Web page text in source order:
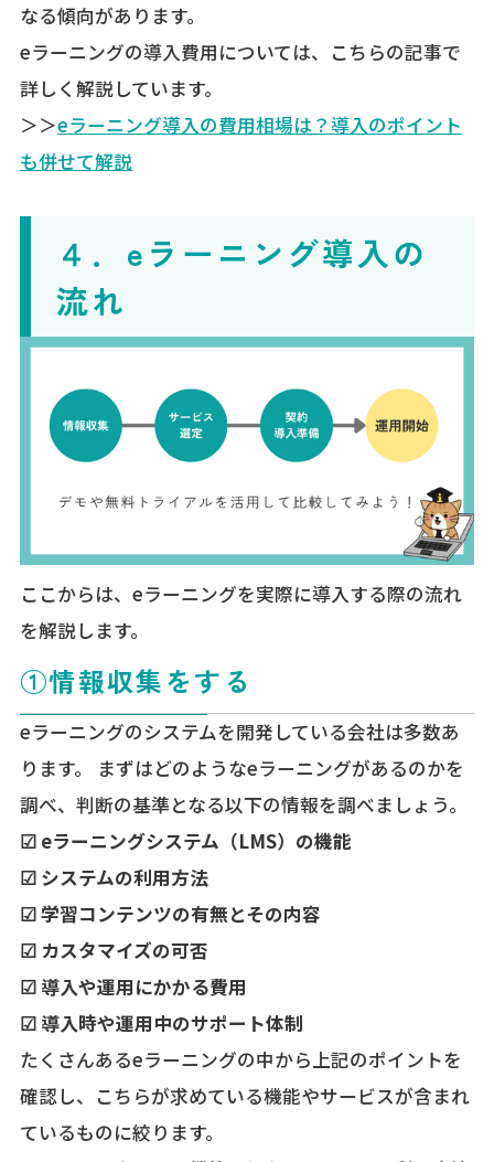
なる傾向があります。
eラーニングの導入費用については、こちらの記事で
詳しく解説しています。
＞＞eラーニング導入の費用相場は？導入のポイント
も併せて解説
４．eラーニング導入の
流れ
ここからは、eラーニングを実際に導入する際の流れ
を解説します。
①情報収集をする
eラーニングのシステムを開発している会社は多数あ
ります。 まずはどのようなeラーニングがあるのかを
調べ、判断の基準となる以下の情報を調べましょう。
☑ eラーニングシステム（LMS）の機能
☑ システムの利用方法
☑ 学習コンテンツの有無とその内容
☑ カスタマイズの可否
☑ 導入や運用にかかる費用
☑ 導入時や運用中のサポート体制
たくさんあるeラーニングの中から上記のポイントを
確認し、こちらが求めている機能やサービスが含まれ
ているものに絞ります。